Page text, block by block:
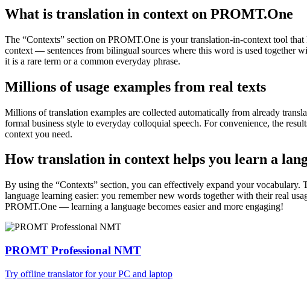
What is translation in context on PROMT.One
The “Contexts” section on PROMT.One is your translation-in-context tool
context — sentences from bilingual sources where this word is used together
it is a rare term or a common everyday phrase.
Millions of usage examples from real texts
Millions of translation examples are collected automatically from already
formal business style to everyday colloquial speech. For convenience, the
context you need.
How translation in context helps you learn a
By using the “Contexts” section, you can effectively expand your
language learning easier: you remember new words together with their real
PROMT.One — learning a language becomes easier and more engaging!
PROMT Professional NMT
Try offline translator for your PC and laptop